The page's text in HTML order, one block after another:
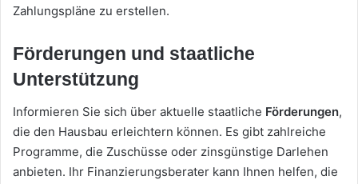
Zahlungspläne zu erstellen.
Förderungen und staatliche
Unterstützung
Informieren Sie sich über aktuelle staatliche Förderungen,
die den Hausbau erleichtern können. Es gibt zahlreiche
Programme, die Zuschüsse oder zinsgünstige Darlehen
anbieten. Ihr Finanzierungsberater kann Ihnen helfen, die